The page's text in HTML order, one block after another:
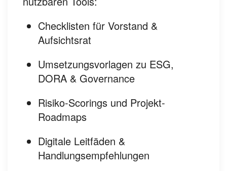
Checklisten für Vorstand &
Aufsichtsrat
Umsetzungsvorlagen zu ESG,
DORA & Governance
Risiko-Scorings und Projekt-
Roadmaps
Digitale Leitfäden &
Handlungsempfehlungen